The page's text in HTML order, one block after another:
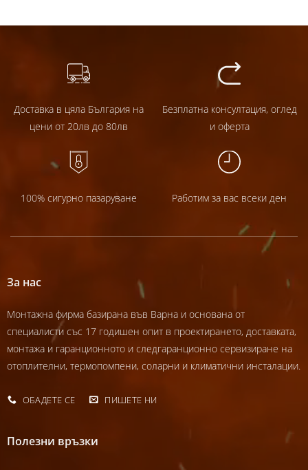
Доставка в цяла България на
цени от 20лв до 80лв
Безплатна консултация, оглед
и оферта
100% сигурно пазаруване Работим за вас всеки ден
За нас
Монтажна фирма базирана във Варна и основана от
специалисти със 17 годишен опит в проектирането, доставката,
монтажа и гаранционното и следгаранционно сервизиране на
отоплителни, термопомпени, соларни и климатични инсталации.
ОБАДЕТЕ СЕ ПИШЕТЕ НИ
Полезни връзки